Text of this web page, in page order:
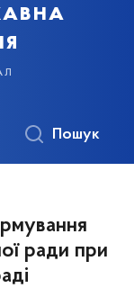
Пошук
ради при